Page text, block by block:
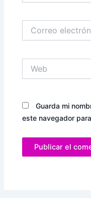
electrónico*
Guarda mi
este navegador